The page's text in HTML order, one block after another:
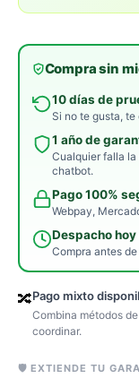
Compra sin
10 días de
Si no te gusta,
1 año de
Cualquier falla
chatbot.
Pago 100%
Webpay,
Despacho hoy
Compra antes
🔀Pago mixto
Combina métodos
coordinar.
🛡️ EXTIENDE TU